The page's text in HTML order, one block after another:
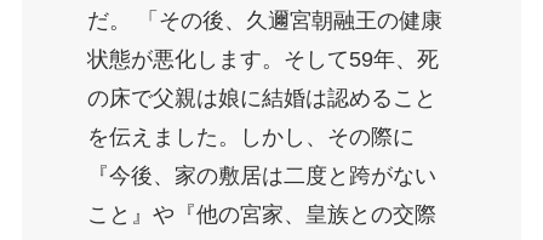
だ。 「その後、久邇宮朝融王の健康
状態が悪化します。そして59年、死
の床で父親は娘に結婚は認めること
を伝えました。しかし、その際に
『今後、家の敷居は二度と跨がない
こと』や『他の宮家、皇族との交際